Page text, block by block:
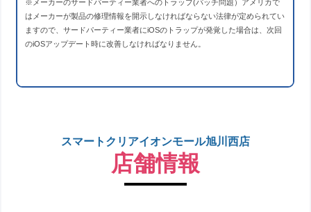
※メーカーのサードパーティー業者へのトラップ(パッチ問題）アメリカで
はメーカーが製品の修理情報を開示しなければならない法律が定められてい
ますので、サードパーティー業者にiOSのトラップが発覚した場合は、次回
のiOSアップデート時に改善しなければなりません。
スマートクリアイオンモール旭川西店
店舗情報